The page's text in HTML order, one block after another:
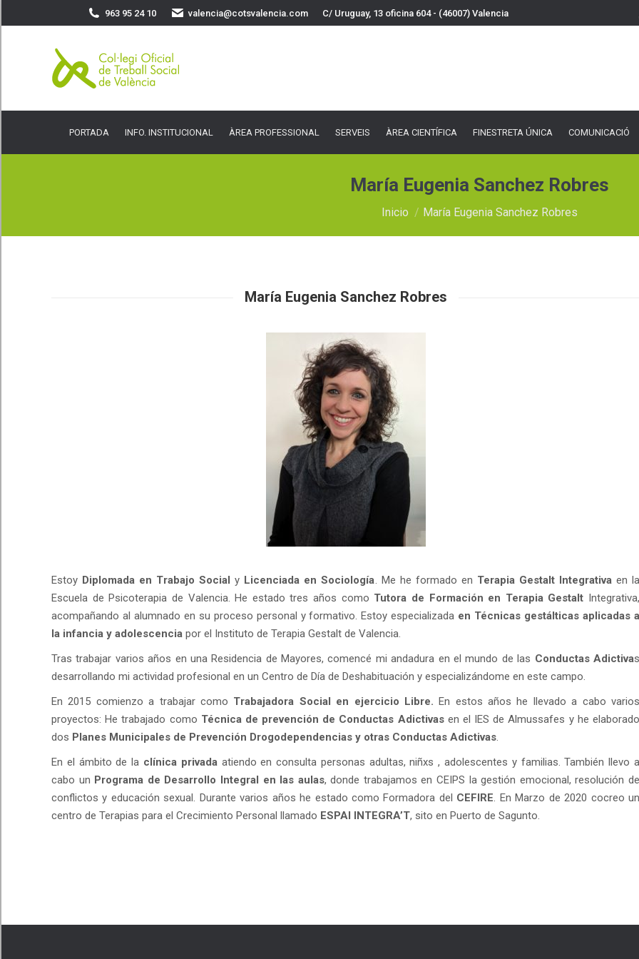
963 95 24 10 valencia@cotsvalencia.com C/ Uruguay, 13 oficina 604 - (46007) Valencia
PORTADA INFO. INSTITUCIONAL ÀREA PROFESSIONAL SERVEIS ÀREA CIENTÍFICA FINESTRETA ÚNICA COMUNICACIÓ
María Eugenia Sanchez Robres
Estás aquí:
Inicio María Eugenia Sanchez Robres
María Eugenia Sanchez Robres
Estoy Diplomada en Trabajo Social y Licenciada en Sociología. Me he formado en Terapia Gestalt Integrativa en la
Escuela de Psicoterapia de Valencia. He estado tres años como Tutora de Formación en Terapia Gestalt Integrativa,
acompañando al alumnado en su proceso personal y formativo. Estoy especializada en Técnicas gestálticas aplicadas a
la infancia y adolescencia por el Instituto de Terapia Gestalt de Valencia.
Tras trabajar varios años en una Residencia de Mayores, comencé mi andadura en el mundo de las Conductas Adictivas
desarrollando mi actividad profesional en un Centro de Día de Deshabituación y especializándome en este campo.
En 2015 comienzo a trabajar como Trabajadora Social en ejercicio Libre.En estos años he llevado a cabo varios
proyectos: He trabajado como Técnica de prevención de Conductas Adictivasen el IES de Almussafes y he elaborado
dos Planes Municipales de Prevención Drogodependencias y otras Conductas Adictivas.
En el ámbito de la clínica privadaatiendo en consulta personas adultas, niñxs , adolescentes y familias. También llevo a
cabo un Programa de Desarrollo Integral en las aulas, donde trabajamos en CEIPS la gestión emocional, resolución de
conflictos y educación sexual. Durante varios años he estado como Formadora del CEFIRE. En Marzo de 2020 cocreo un
centro de Terapias para el Crecimiento Personal llamado ESPAI INTEGRA’T, sito en Puerto de Sagunto.
ÀREA PROFESSIONAL ÀREA CIENTÍFICA FINESTRETA ÚNICA